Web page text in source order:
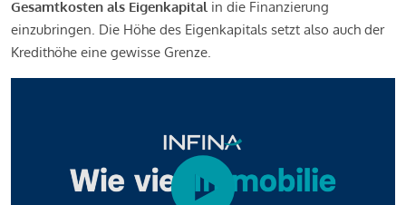
Gesamtkosten als Eigenkapital in die Finanzierung
einzubringen. Die Höhe des Eigenkapitals setzt also auch der
Kredithöhe eine gewisse Grenze.